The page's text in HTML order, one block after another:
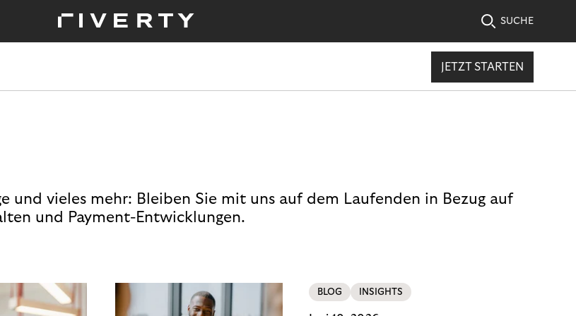
SUCHE
JETZT STARTEN
und vieles mehr: Bleiben Sie mit uns auf dem Laufenden in Bezug auf
und Payment-Entwicklungen.
BLOG INSIGHTS